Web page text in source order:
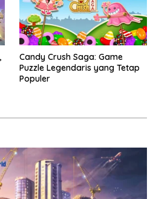
Candy Crush Saga: Game
Puzzle Legendaris yang Tetap
Populer